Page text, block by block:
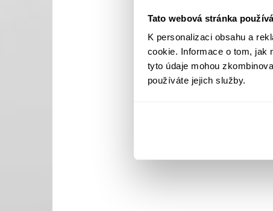
Tato webová stránka
K personalizaci obsahu a
cookie. Informace o tom, jak
tyto údaje mohou
používáte jejich služby.